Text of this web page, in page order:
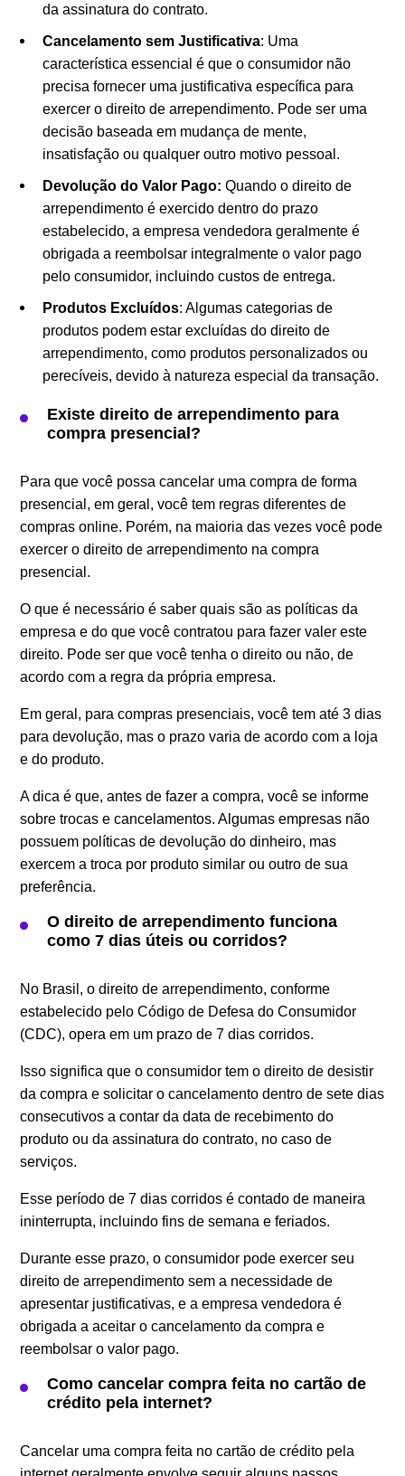
da assinatura do contrato.
Cancelamento sem Justificativa: Uma
característica essencial é que o consumidor não
precisa fornecer uma justificativa específica para
exercer o direito de arrependimento. Pode ser uma
decisão baseada em mudança de mente,
insatisfação ou qualquer outro motivo pessoal.
Devolução do Valor Pago: Quando o direito de
arrependimento é exercido dentro do prazo
estabelecido, a empresa vendedora geralmente é
obrigada a reembolsar integralmente o valor pago
pelo consumidor, incluindo custos de entrega.
Produtos Excluídos: Algumas categorias de
produtos podem estar excluídas do direito de
arrependimento, como produtos personalizados ou
perecíveis, devido à natureza especial da transação.
Existe direito de arrependimento para
compra presencial?
Para que você possa cancelar uma compra de forma
presencial, em geral, você tem regras diferentes de
compras online. Porém, na maioria das vezes você pode
exercer o direito de arrependimento na compra
presencial.
O que é necessário é saber quais são as políticas da
empresa e do que você contratou para fazer valer este
direito. Pode ser que você tenha o direito ou não, de
acordo com a regra da própria empresa.
Em geral, para compras presenciais, você tem até 3 dias
para devolução, mas o prazo varia de acordo com a loja
e do produto.
A dica é que, antes de fazer a compra, você se informe
sobre trocas e cancelamentos. Algumas empresas não
possuem políticas de devolução do dinheiro, mas
exercem a troca por produto similar ou outro de sua
preferência.
O direito de arrependimento funciona
como 7 dias úteis ou corridos?
No Brasil, o direito de arrependimento, conforme
estabelecido pelo Código de Defesa do Consumidor
(CDC), opera em um prazo de 7 dias corridos.
Isso significa que o consumidor tem o direito de desistir
da compra e solicitar o cancelamento dentro de sete dias
consecutivos a contar da data de recebimento do
produto ou da assinatura do contrato, no caso de
serviços.
Esse período de 7 dias corridos é contado de maneira
ininterrupta, incluindo fins de semana e feriados.
Durante esse prazo, o consumidor pode exercer seu
direito de arrependimento sem a necessidade de
apresentar justificativas, e a empresa vendedora é
obrigada a aceitar o cancelamento da compra e
reembolsar o valor pago.
Como cancelar compra feita no cartão de
crédito pela internet?
Cancelar uma compra feita no cartão de crédito pela